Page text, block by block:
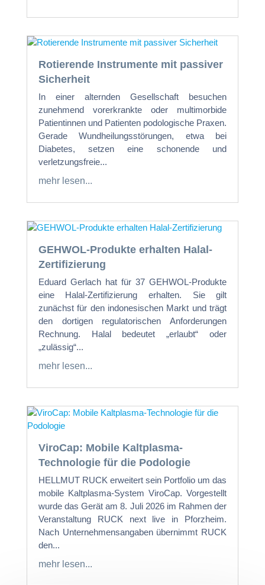
Rotierende Instrumente mit passiver
Sicherheit
In einer alternden Gesellschaft besuchen
zunehmend vorerkrankte oder multimorbide
Patientinnen und Patienten podologische Praxen.
Gerade Wundheilungsstörungen, etwa bei
Diabetes, setzen eine schonende und
verletzungsfreie...
mehr lesen...
GEHWOL-Produkte erhalten Halal-
Zertifizierung
Eduard Gerlach hat für 37 GEHWOL-Produkte
eine Halal-Zertifizierung erhalten. Sie gilt
zunächst für den indonesischen Markt und trägt
den dortigen regulatorischen Anforderungen
Rechnung. Halal bedeutet „erlaubt“ oder
„zulässig“...
mehr lesen...
ViroCap: Mobile Kaltplasma-
Technologie für die Podologie
HELLMUT RUCK erweitert sein Portfolio um das
mobile Kaltplasma-System ViroCap. Vorgestellt
wurde das Gerät am 8. Juli 2026 im Rahmen der
Veranstaltung RUCK next live in Pforzheim.
Nach Unternehmensangaben übernimmt RUCK
den...
mehr lesen...